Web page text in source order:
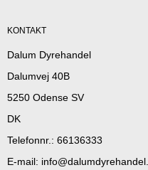
KONTAKT
Dalum Dyrehandel
Dalumvej 40B
5250 Odense SV
DK
Telefonnr. : 66136333
E-mail: